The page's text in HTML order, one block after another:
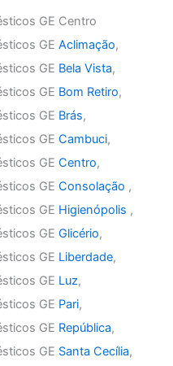
GE Centro
GEAclimação,
GE Bela Vista,
GE Bom Retiro,
GE Brás,
GECambuci,
GECentro,
GEConsolação ,
GE Higienópolis ,
GEGlicério,
GE Liberdade,
GE Luz,
GE Pari,
GE República,
GE Santa Cecília,